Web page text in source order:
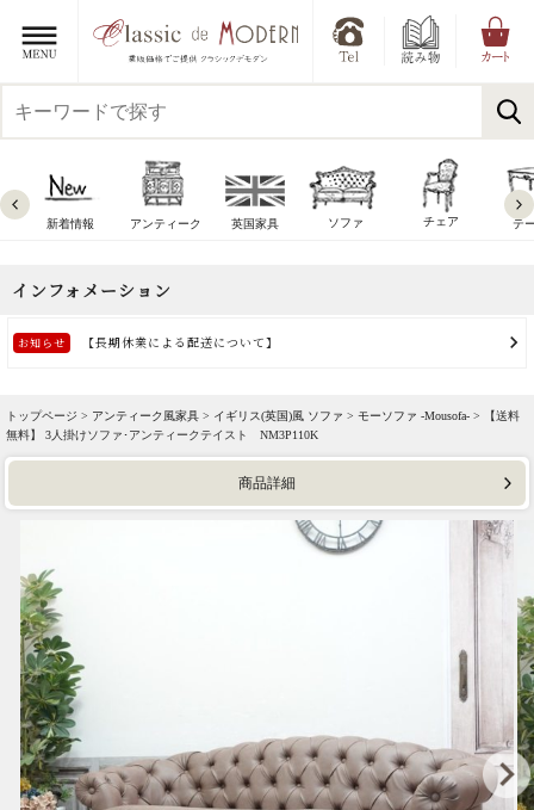
新着情報 アンティーク 英国家具 ソファ チェア テ
トップページ > アンティーク風家具 > イギリス(英国)風 ソファ > モーソファ -Mousofa- > 【送料
無料】 3人掛けソファ･アンティークテイスト NM3P110K
商品詳細